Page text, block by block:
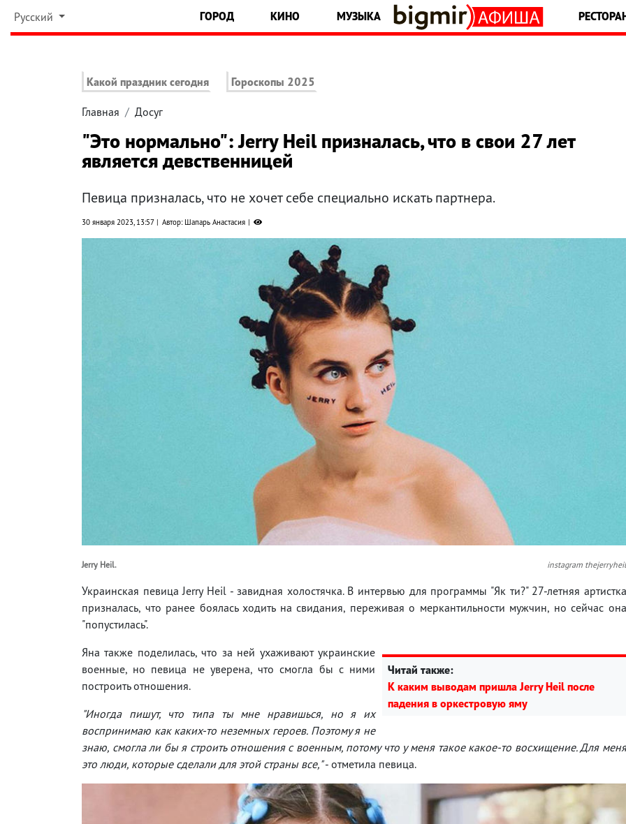
Русский ГОРОД КИНО МУЗЫКА
Какой праздник сегодня Гороскопы 2025
Главная Досуг
"Это нормально": Jerry Heil призналась, что в свои 27 лет
является девственницей
Певица призналась, что не хочет себе специально искать партнера.
30 января 2023, 13:57 Автор: Шапарь Анастасия
Jerry Heil. instagram thejerryheil
Украинская певица Jerry Heil - завидная холостячка. В интервью для программы "Як ти?" 27-летняя артистка
призналась, что ранее боялась ходить на свидания, переживая о меркантильности мужчин, но сейчас она
"попустилась".
Читай также:
К каким выводам пришла Jerry Heil после
падения в оркестровую яму
Яна также поделилась, что за ней ухаживают украинские
военные, но певица не уверена, что смогла бы с ними
построить отношения.
"Иногда пишут, что типа ты мне нравишься, но я их
воспринимаю как каких-то неземных героев. Поэтому я не
знаю, смогла ли бы я строить отношения с военным, потому что у меня такое какое-то восхищение. Для меня
это люди, которые сделали для этой страны все,"- отметила певица.